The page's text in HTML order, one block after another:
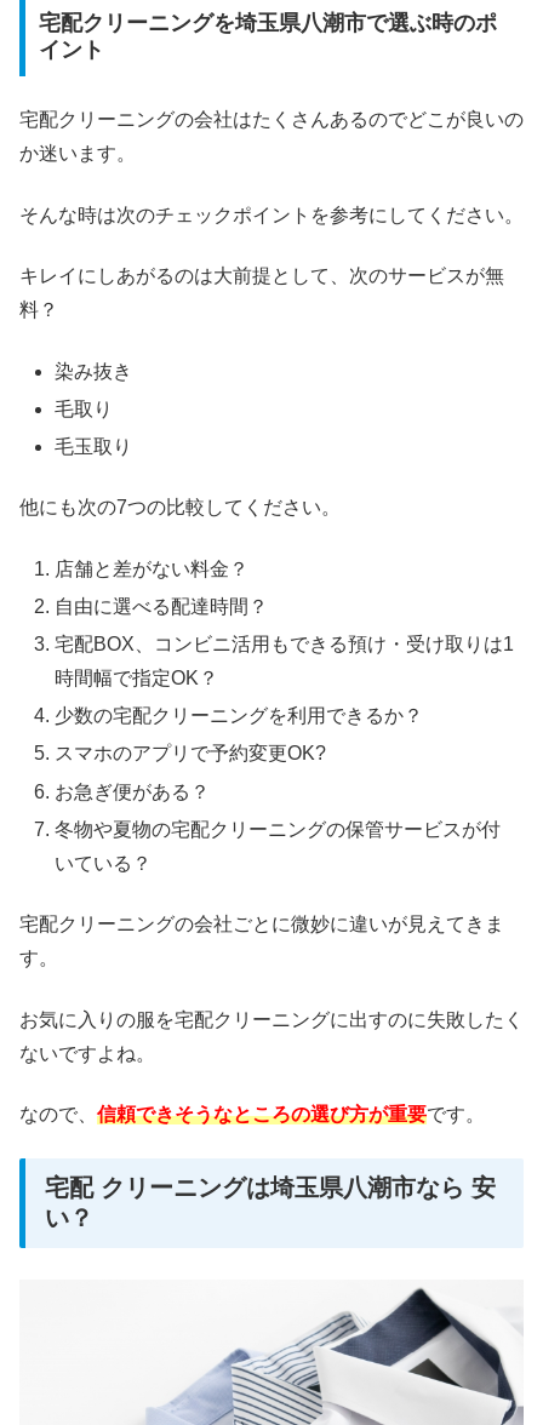
宅配クリーニングを埼玉県八潮市で選ぶ時のポ
イント
宅配クリーニングの会社はたくさんあるのでどこが良いの
か迷います。
そんな時は次のチェックポイントを参考にしてください。
キレイにしあがるのは大前提として、次のサービスが無
料？
染み抜き
毛取り
毛玉取り
他にも次の7つの比較してください。
店舗と差がない料金？
自由に選べる配達時間？
宅配BOX、コンビニ活用もできる預け・受け取りは1
時間幅で指定OK？
少数の宅配クリーニングを利用できるか？
スマホのアプリで予約変更OK?
お急ぎ便がある？
冬物や夏物の宅配クリーニングの保管サービスが付
いている？
宅配クリーニングの会社ごとに微妙に違いが見えてきま
す。
お気に入りの服を宅配クリーニングに出すのに失敗したく
ないですよね。
なので、 信頼できそうなところの選び方が重要です。
宅配 クリーニングは埼玉県八潮市なら 安
い？